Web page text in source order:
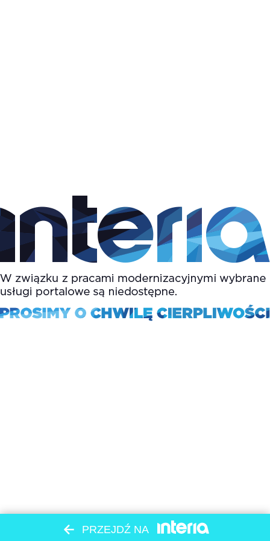
PRZEJDŹ NA